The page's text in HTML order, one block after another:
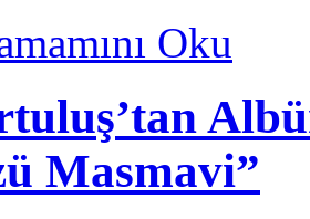
Oku
Masmavi”